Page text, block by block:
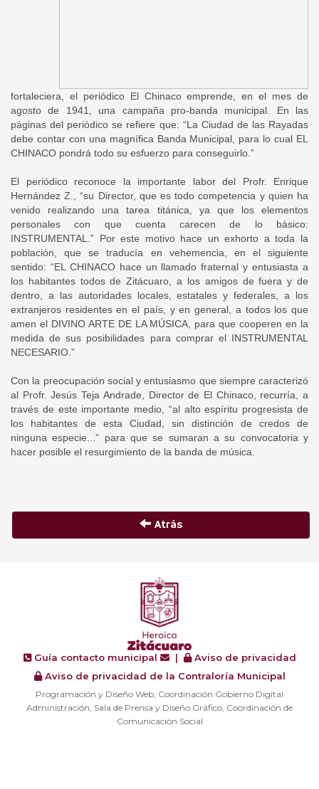
fortaleciera, el periódico El Chinaco emprende, en el mes de
agosto de 1941, una campaña pro-banda municipal. En las
páginas del periódico se refiere que: “La Ciudad de las Rayadas
debe contar con una magnífica Banda Municipal, para lo cual EL
CHINACO pondrá todo su esfuerzo para conseguirlo.”
El periódico reconoce la importante labor del Profr. Enrique
Hernández Z., “su Director, que es todo competencia y quien ha
venido realizando una tarea titánica, ya que los elementos
personales con que cuenta carecen de lo básico:
INSTRUMENTAL.” Por este motivo hace un exhorto a toda la
población, que se traducía en vehemencia, en el siguiente
sentido: “EL CHINACO hace un llamado fraternal y entusiasta a
los habitantes todos de Zitácuaro, a los amigos de fuera y de
dentro, a las autoridades locales, estatales y federales, a los
extranjeros residentes en el país, y en general, a todos los que
amen el DIVINO ARTE DE LA MÚSICA, para que cooperen en la
medida de sus posibilidades para comprar el INSTRUMENTAL
NECESARIO.”
Con la preocupación social y entusiasmo que siempre caracterizó
al Profr. Jesús Teja Andrade, Director de El Chinaco, recurría, a
través de este importante medio, “al alto espíritu progresista de
los habitantes de esta Ciudad, sin distinción de credos de
ninguna especie...” para que se sumaran a su convocatoria y
hacer posible el resurgimiento de la banda de música.
Atrás
Guía contacto municipal |
Aviso de privacidad
Aviso de privacidad de la Contraloría Municipal
Programación y Diseño Web, Coordinación Gobierno Digital
Administración, Sala de Prensa y Diseño Gráfico, Coordinación de
Comunicación Social